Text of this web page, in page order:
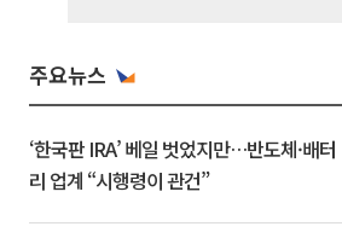
주요뉴스
‘한국판 IRA’ 베일 벗었지만…반도체·배터
리 업계 “시행령이 관건”